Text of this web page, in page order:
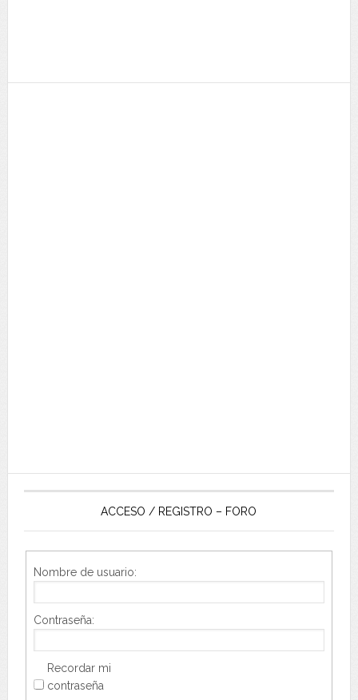
ACCESO / REGISTRO – FORO
Nombre de usuario:
Contraseña:
Recordar mi
contraseña